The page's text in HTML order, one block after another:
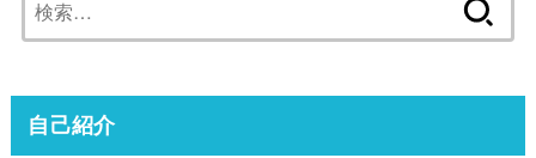
索:
自己紹介